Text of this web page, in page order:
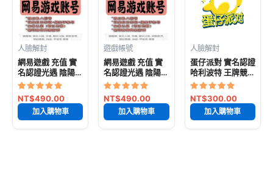
已售出: 7404 件
人臉解封
網易遊戲 充值 實
名認證光遇 陰陽師
網易實名 決戰平安
京 陰陽師 神都夜
行錄 第五人格 安
全不封號
評分
5
滿分 5
NT$490.00
加入購物車
已售出: 40763
件
遊戲帳號
網易遊戲 充值 實
名認證光遇 陰陽師
網易實名 決戰平安
京 陰陽師 第五人
格明日之後
評分
5
滿分 5
NT$490.00
加入購物車
已售出: 80782
件
人臉解封
蛋仔派對 實名認證
哈利波特 王牌競速
光遇 陰陽師 網易
實名 網易遊戲充值
網易充值 決戰平安
京 陰陽師 第五人
評分
5
滿分 5
NT$300.00
加入購物車